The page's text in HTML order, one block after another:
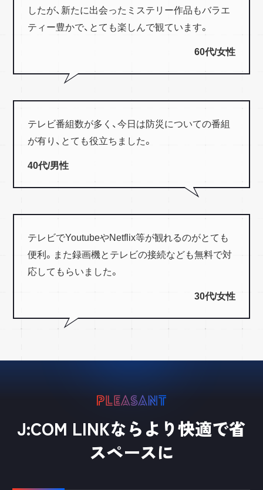
したが、新たに出会ったミステリー作品もバラエ
ティー豊かで、とても楽しんで観ています。
60代/女性
テレビ番組数が多く、今日は防災についての番組
が有り、とても役立ちました。
40代/男性
テレビでYoutubeやNetflix等が観れるのがとても
便利。また録画機とテレビの接続なども無料で対
応してもらいました。
30代/女性
J:COM LINKならより快適で省
スペースに